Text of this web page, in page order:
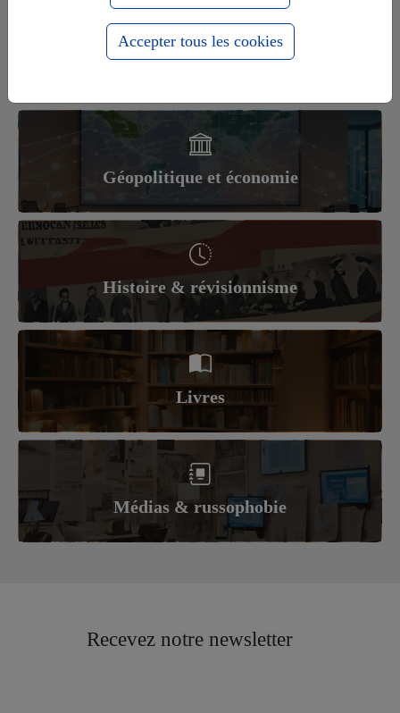
France-Russie Eurasie Diplo Politique
Géopolitique et économie
Histoire & révisionnisme
Livres
Médias & russophobie
Recevez notre newsletter
Accepter tous les cookies